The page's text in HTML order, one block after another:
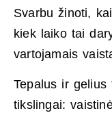
Svarbu žinoti,
kiek laiko tai
vartojamais
Tepalus ir
tikslingai: